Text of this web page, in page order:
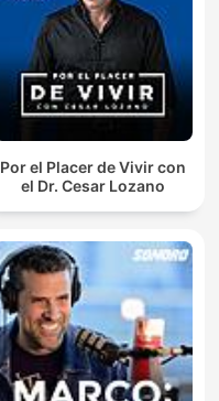
Por el Placer de Vivir con
el Dr. Cesar Lozano